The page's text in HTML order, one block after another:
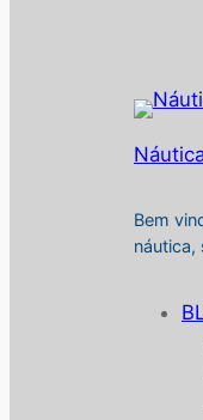
Bem
náutica,